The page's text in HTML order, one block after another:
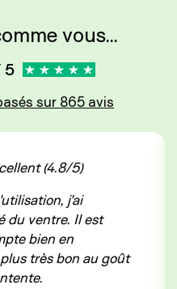
vous...
5
sur 865 avis
(4.8/5)
j'ai
du ventre. Il est
bien en
très bon au goût